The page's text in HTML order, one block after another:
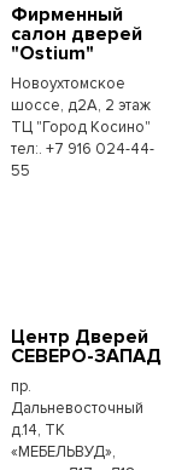
Фирменный
салон дверей
"Ostium"
Новоухтомское
шоссе, д2А, 2 этаж
ТЦ "Город Косино"
тел:. +7 916 024-44-
55
Центр Дверей
СЕВЕРО-ЗАПАД
пр.
Дальневосточный
д.14, ТК
«МЕБЕЛЬВУД»,